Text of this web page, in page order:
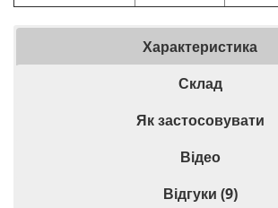
Характеристика
Склад
Як застосовувати
Відео
Відгуки (9)